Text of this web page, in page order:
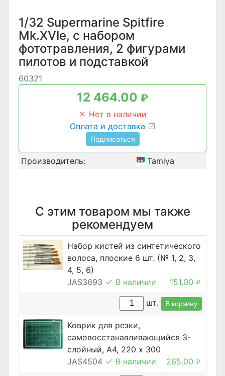
1/32 Supermarine Spitfire
Mk.XVIe, с набором
фототравления, 2 фигурами
пилотов и подставкой
60321
12 464.00 ₽
Нет в наличии
Оплата и доставка
Подписаться
Производитель: Tamiya
С этим товаром мы также
рекомендуем
Набор кистей из синтетического
волоса, плоские 6 шт. (№ 1, 2, 3,
4, 5, 6)
JAS3693
В наличии 151.00 ₽
шт. В корзину
Коврик для резки,
самовосстанавливающийся 3-
слойный, А4, 220 х 300
JAS4504
В наличии 265.00 ₽